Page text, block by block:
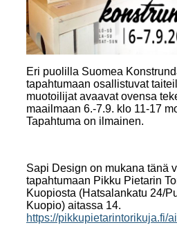
Eri puolilla Suomea
tapahtumaan osallistuvat
muotoilijat avaavat ovensa
maailmaan 6.-7.9. klo 11-17
Tapahtuma on ilmainen.
Sapi Design on mukana tänä
tapahtumaan Pikku Pietarin
Kuopiosta (Hatsalankatu 24/
Kuopio) aitassa 14.
https://pikkupietarintorikuja.fi/